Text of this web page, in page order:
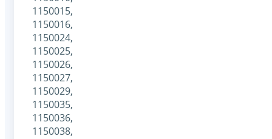
1150015,
1150016,
1150024,
1150025,
1150026,
1150027,
1150029,
1150035,
1150036,
1150038,